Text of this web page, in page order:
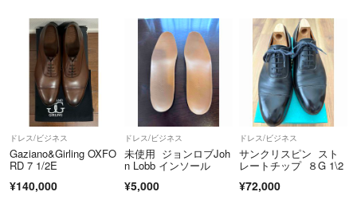
ドレス/ビジネス
Gaziano&Girling OXFO
RD 7 1/2E
¥140,000
ドレス/ビジネス
未使用 ジョンロブJoh
n Lobb インソール
¥5,000
ドレス/ビジネス
サンクリスピン スト
レートチップ ８G 1\2
¥72,000